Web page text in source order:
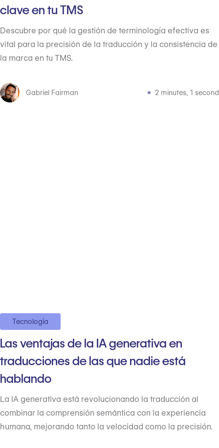
clave en tu TMS
Descubre por qué la gestión de terminología efectiva es
vital para la precisión de la traducción y la consistencia de
la marca en tu TMS.
Gabriel Fairman 2 minutes, 1 second
Tecnología
Las ventajas de la IA generativa en
traducciones de las que nadie está
hablando
La IA generativa está revolucionando la traducción al
combinar la comprensión semántica con la experiencia
humana, mejorando tanto la velocidad como la precisión.